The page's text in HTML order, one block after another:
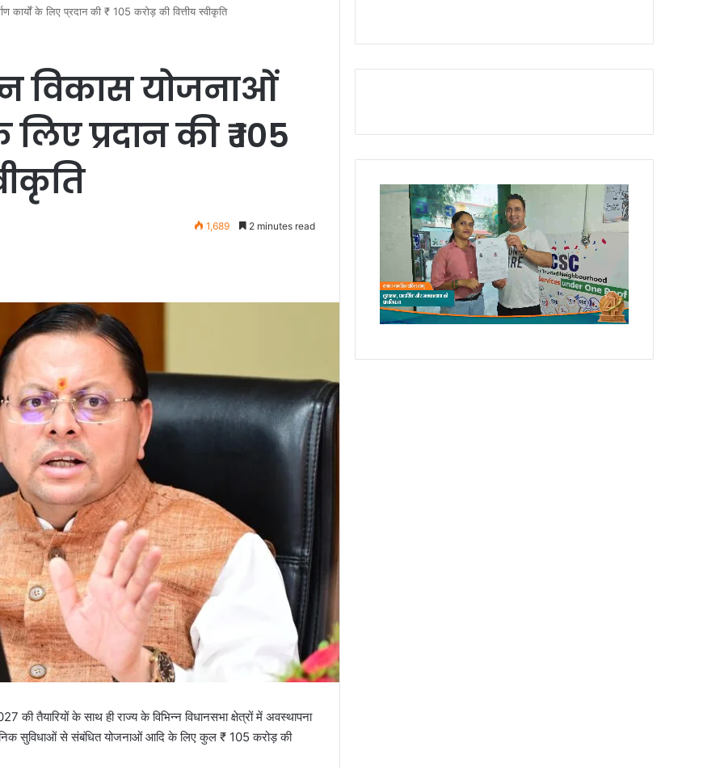
कार्यों के लिए प्रदान की ₹ 105 करोड़ की वित्तीय स्वीकृति
विकास योजनाओं
प्रदान की ₹ 105
1,689 2 minutes read
की तैयारियों के साथ ही राज्य के विभिन्न विधानसभा क्षेत्रों में अवस्थापना
सुविधाओं से संबंधित योजनाओं आदि के लिए कुल ₹ 105 करोड़ की